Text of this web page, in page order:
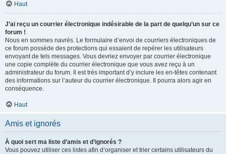
Haut
J’ai reçu un courrier électronique indésirable de la part de quelqu’un sur ce
forum !
Nous en sommes navrés. Le formulaire d’envoi de courriers électroniques de
ce forum possède des protections qui essaient de repérer les utilisateurs
envoyant de tels messages. Vous devriez envoyer par courrier électronique
une copie complète du courrier électronique que vous avez reçu à un
administrateur du forum. Il est très important d’y inclure les en-têtes contenant
des informations sur l’auteur du courrier électronique. Il pourra alors agir en
conséquence.
Haut
Amis et ignorés
À quoi sert ma liste d’amis et d’ignorés ?
Vous pouvez utiliser ces listes afin d’organiser et trier certains utilisateurs du